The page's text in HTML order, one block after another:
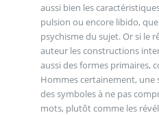
aussi bien les
pulsion ou encore libido,
psychisme du sujet. Or si le
auteur les constructions
aussi des formes primaires,
Hommes certainement, une
des symboles à ne pas
mots, plutôt comme les